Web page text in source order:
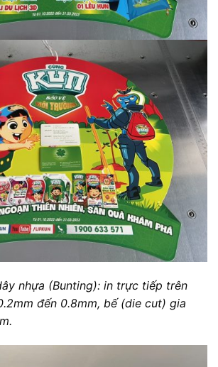
nhựa (Bunting): in trực tiếp trên
đến 0.8mm, bế (die cut) gia